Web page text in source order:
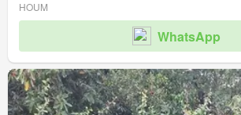
HOUM
WhatsApp